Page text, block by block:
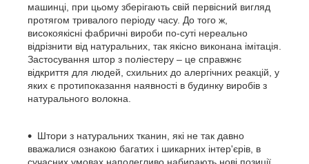
машинці, при цьому зберігають свій первісний вигляд
протягом тривалого періоду часу. До того ж,
високоякісні фабричні вироби по-суті нереально
відрізнити від натуральних, так якісно виконана імітація.
Застосування штор з поліестеру – це справжнє
відкриття для людей, схильних до алергічних реакцій, у
яких є протипоказання наявності в будинку виробів з
натурального волокна.
Штори з натуральних тканин, які не так давно
вважалися ознакою багатих і шикарних інтер'єрів, в
сучасних умовах наполегливо набирають нові позиції.